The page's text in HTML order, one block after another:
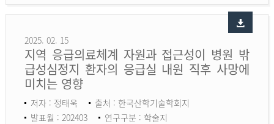
2025. 02. 15
지역 응급의료체계 자원과 접근성이 병원 밖
급성심정지 환자의 응급실 내원 직후 사망에
미치는 영향
저자 : 정태욱
출처 : 한국산학기술학회지
발표월 : 202403
연구구분 : 학술지